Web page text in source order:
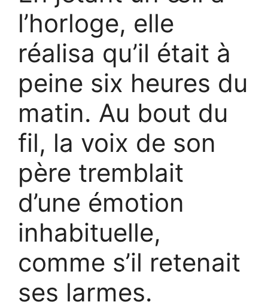
l’horloge, elle
réalisa qu’il était à
peine six heures du
matin. Au bout du
fil, la voix de son
père tremblait
d’une émotion
inhabituelle,
comme s’il retenait
ses larmes.